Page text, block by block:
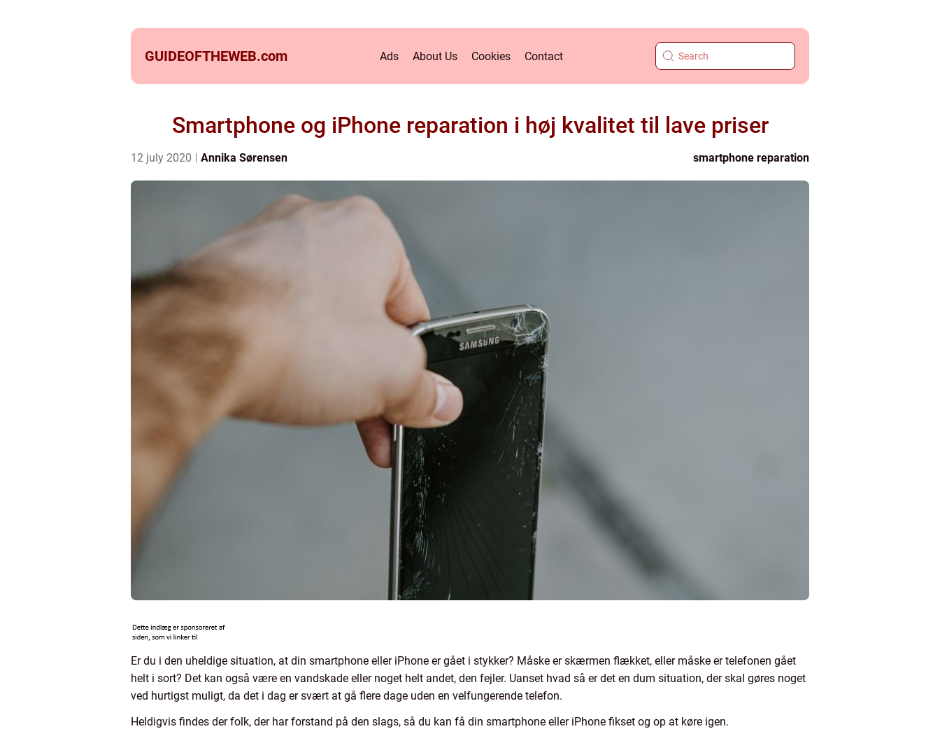
GUIDEOFTHEWEB.com Ads About Us Cookies Contact
Smartphone og iPhone reparation i høj kvalitet til lave priser
12 july 2020 Annika Sørensen smartphone reparation
Er du i den uheldige situation, at din smartphone eller iPhone er gået i stykker? Måske er skærmen flækket, eller måske er telefonen gået
helt i sort? Det kan også være en vandskade eller noget helt andet, den fejler. Uanset hvad så er det en dum situation, der skal gøres noget
ved hurtigst muligt, da det i dag er svært at gå flere dage uden en velfungerende telefon.
Heldigvis findes der folk, der har forstand på den slags, så du kan få din smartphone eller iPhone fikset og op at køre igen.